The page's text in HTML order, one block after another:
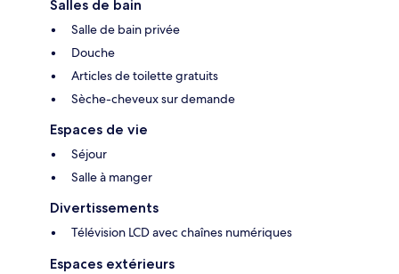
Salles de bain
Salle de bain privée
Douche
Articles de toilette gratuits
Sèche-cheveux sur demande
Espaces de vie
Séjour
Salle à manger
Divertissements
Télévision LCD avec chaînes numériques
Espaces extérieurs